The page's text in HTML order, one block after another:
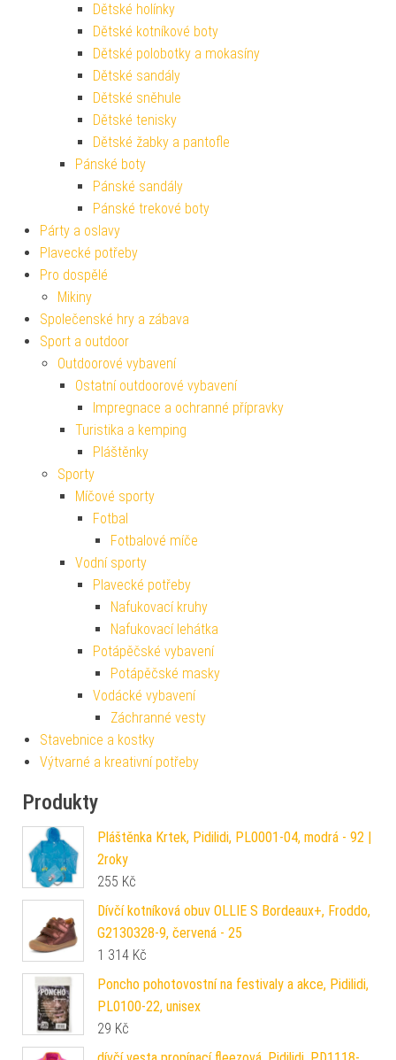
Dětské holínky
Dětské kotníkové boty
Dětské polobotky a mokasíny
Dětské sandály
Dětské sněhule
Dětské tenisky
Dětské žabky a pantofle
Pánské boty
Pánské sandály
Pánské trekové boty
Párty a oslavy
Plavecké potřeby
Pro dospělé
Mikiny
Společenské hry a zábava
Sport a outdoor
Outdoorové vybavení
Ostatní outdoorové vybavení
Impregnace a ochranné přípravky
Turistika a kemping
Pláštěnky
Sporty
Míčové sporty
Fotbal
Fotbalové míče
Vodní sporty
Plavecké potřeby
Nafukovací kruhy
Nafukovací lehátka
Potápěčské vybavení
Potápěčské masky
Vodácké vybavení
Záchranné vesty
Stavebnice a kostky
Výtvarné a kreativní potřeby
Produkty
Pláštěnka Krtek, Pidilidi, PL0001-04, modrá - 92 |
2roky
255 Kč
Dívčí kotníková obuv OLLIE S Bordeaux+, Froddo,
G2130328-9, červená - 25
1 314 Kč
Poncho pohotovostní na festivaly a akce, Pidilidi,
PL0100-22, unisex
29 Kč